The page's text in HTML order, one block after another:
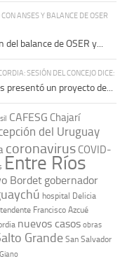
ANSES Y BALANCE DE OSER
balance de OSER y...
SESIÓN DEL CONCEJO DICE:
presentó un proyecto de...
CAFESG Chajarí
del Uruguay
coronavirus COVID-
Entre Ríos
Bordet gobernador
hospital Delicia
Francisco Azcué
nuevos casos obras
Grande San Salvador